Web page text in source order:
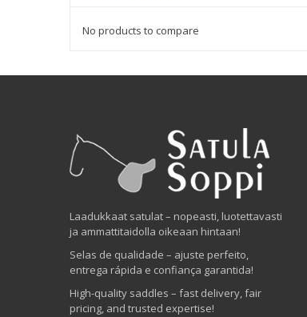
No products to compare
Laadukkaat satulat – nopeasti, luotettavasti
ja ammattitaidolla oikeaan hintaan!
Selas de qualidade – ajuste perfeito,
entrega rápida e confiança garantida!
High-quality saddles – fast delivery, fair
pricing, and trusted expertise!